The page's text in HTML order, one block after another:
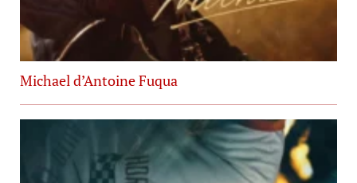
Michael d’Antoine Fuqua